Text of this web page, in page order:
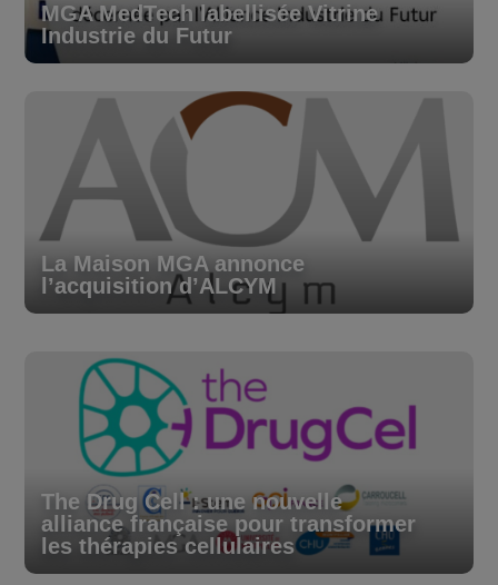
MGA MedTech labellisée Vitrine
Industrie du Futur
La Maison MGA annonce
l’acquisition d’ALCYM
The Drug Cell : une nouvelle
alliance française pour transformer
les thérapies cellulaires